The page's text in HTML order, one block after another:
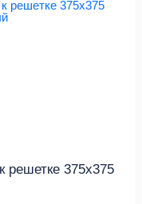
решетке 375х375